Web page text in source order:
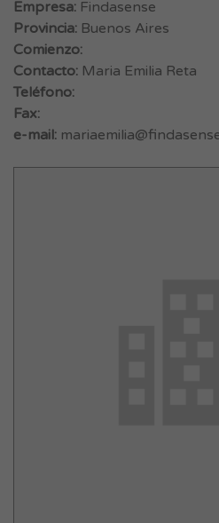
Empresa: Findasense
Provincia: Buenos Aires
Comienzo:
Contacto: Maria Emilia Reta
Teléfono:
Fax:
e-mail: